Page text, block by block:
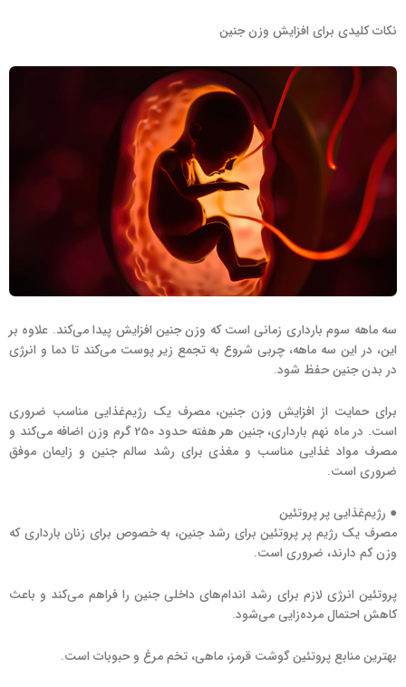
نکات کلیدی برای افزایش وزن جنین
سه ماهه سوم بارداری زمانی است که وزن جنین افزایش پیدا می‌کند. علاوه بر
این، در این سه ماهه، چربی شروع به تجمع زیر پوست می‌کند تا دما و انرژی
در بدن جنین حفظ شود.
برای حمایت از افزایش وزن جنین، مصرف یک رژیم‌غذایی مناسب ضروری
است. در ماه نهم بارداری، جنین هر هفته حدود 250 گرم وزن اضافه می‌کند و
مصرف مواد غذایی مناسب و مغذی برای رشد سالم جنین و زایمان موفق
ضروری است.
● رژیم‌غذایی پر پروتئین
مصرف یک رژیم پر پروتئین برای رشد جنین، به خصوص برای زنان بارداری که
وزن کم دارند، ضروری است.
پروتئین انرژی لازم برای رشد اندام‌های داخلی جنین را فراهم می‌کند و باعث
کاهش احتمال مرده‌زایی می‌شود.
بهترین منابع پروتئین گوشت قرمز، ماهی، تخم مرغ و حبوبات است.